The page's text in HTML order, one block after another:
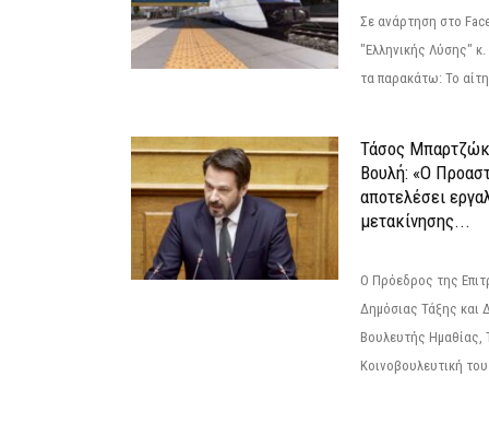
Σε ανάρτηση στο
"Ελληνικής Λύσης"
τα παρακάτω: Το
Τάσος
Βουλή: «Ο
αποτελέσει
μετακίνησης...
Ο Πρόεδρος της
Δημόσιας Τάξης και
Βουλευτής
Κοινοβουλευτική